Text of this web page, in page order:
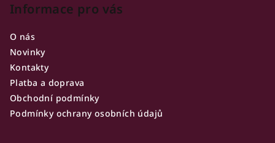
Informace pro vás
O nás
Novinky
Kontakty
Platba a doprava
Obchodní podmínky
Podmínky ochrany osobních údajů